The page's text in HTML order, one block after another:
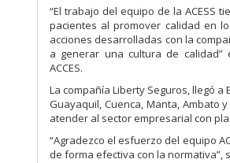
“El trabajo del equipo de la ACESS
pacientes al promover calidad en
acciones desarrolladas con la
a generar una cultura de calidad”
ACCES.
La compañía Liberty Seguros, llegó
Guayaquil, Cuenca, Manta, Ambato
atender al sector empresarial con
“Agradezco el esfuerzo del equipo
de forma efectiva con la normativa”,